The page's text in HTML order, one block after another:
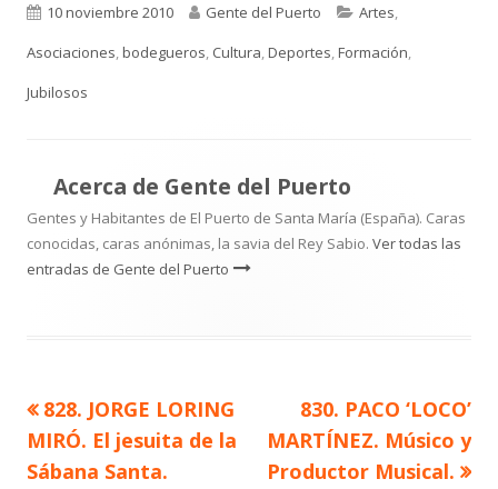
Publicado
el
10 noviembre 2010 Autor
Gente del Puerto Categorías
Artes,
Asociaciones,bodegueros, Cultura,Deportes,Formación,
Jubilosos
Acerca de Gente del Puerto
Gentes y Habitantes de El Puerto de Santa María (España). Caras
conocidas, caras anónimas, la savia del Rey Sabio. Ver todas las
entradas de Gente del Puerto
Navegación
de
Artículo
anterior
828. JORGE LORING
MIRÓ. El jesuita de la
Sábana Santa.
Artículo
siguiente
830. PACO ‘LOCO’
MARTÍNEZ. Músico y
Productor Musical.